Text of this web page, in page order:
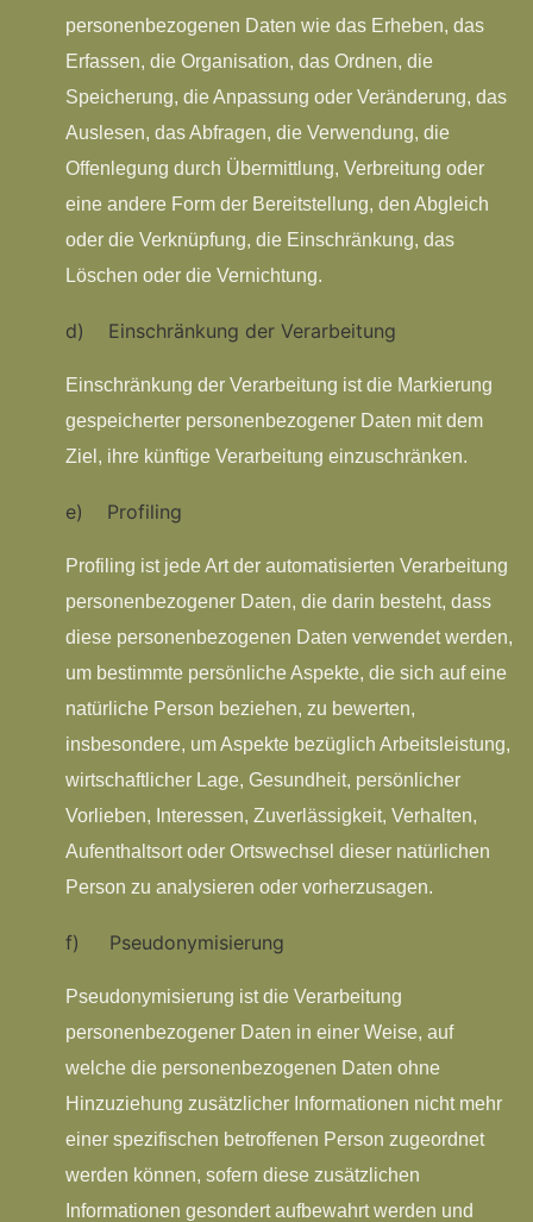
personenbezogenen Daten wie das Erheben, das
Erfassen, die Organisation, das Ordnen, die
Speicherung, die Anpassung oder Veränderung, das
Auslesen, das Abfragen, die Verwendung, die
Offenlegung durch Übermittlung, Verbreitung oder
eine andere Form der Bereitstellung, den Abgleich
oder die Verknüpfung, die Einschränkung, das
Löschen oder die Vernichtung.
d) Einschränkung der Verarbeitung
Einschränkung der Verarbeitung ist die Markierung
gespeicherter personenbezogener Daten mit dem
Ziel, ihre künftige Verarbeitung einzuschränken.
e) Profiling
Profiling ist jede Art der automatisierten Verarbeitung
personenbezogener Daten, die darin besteht, dass
diese personenbezogenen Daten verwendet werden,
um bestimmte persönliche Aspekte, die sich auf eine
natürliche Person beziehen, zu bewerten,
insbesondere, um Aspekte bezüglich Arbeitsleistung,
wirtschaftlicher Lage, Gesundheit, persönlicher
Vorlieben, Interessen, Zuverlässigkeit, Verhalten,
Aufenthaltsort oder Ortswechsel dieser natürlichen
Person zu analysieren oder vorherzusagen.
f) Pseudonymisierung
Pseudonymisierung ist die Verarbeitung
personenbezogener Daten in einer Weise, auf
welche die personenbezogenen Daten ohne
Hinzuziehung zusätzlicher Informationen nicht mehr
einer spezifischen betroffenen Person zugeordnet
werden können, sofern diese zusätzlichen
Informationen gesondert aufbewahrt werden und